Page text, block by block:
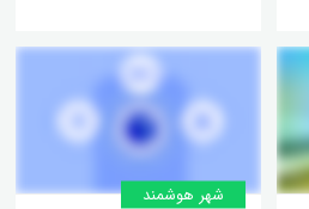
شهر هوشمند